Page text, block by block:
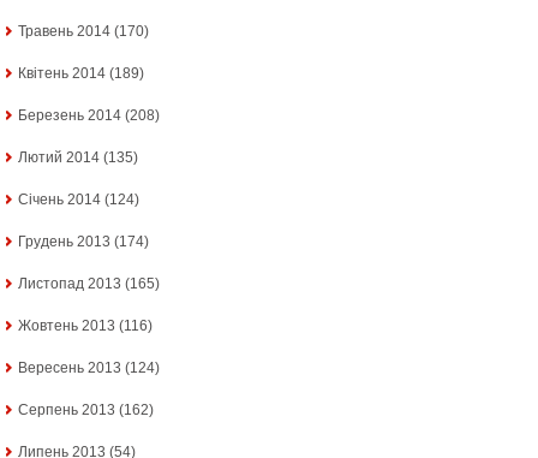
Травень 2014 (170)
Квітень 2014 (189)
Березень 2014 (208)
Лютий 2014 (135)
Січень 2014 (124)
Грудень 2013 (174)
Листопад 2013 (165)
Жовтень 2013 (116)
Вересень 2013 (124)
Серпень 2013 (162)
Липень 2013 (54)